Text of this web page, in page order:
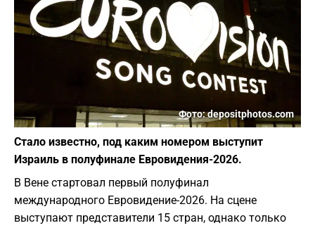
Фото: depositphotos.com
Стало известно, под каким номером выступит
Израиль в полуфинале Евровидения-2026.
В Вене стартовал первый полуфинал
международного Евровидение-2026. На сцене
выступают представители 15 стран, однако только